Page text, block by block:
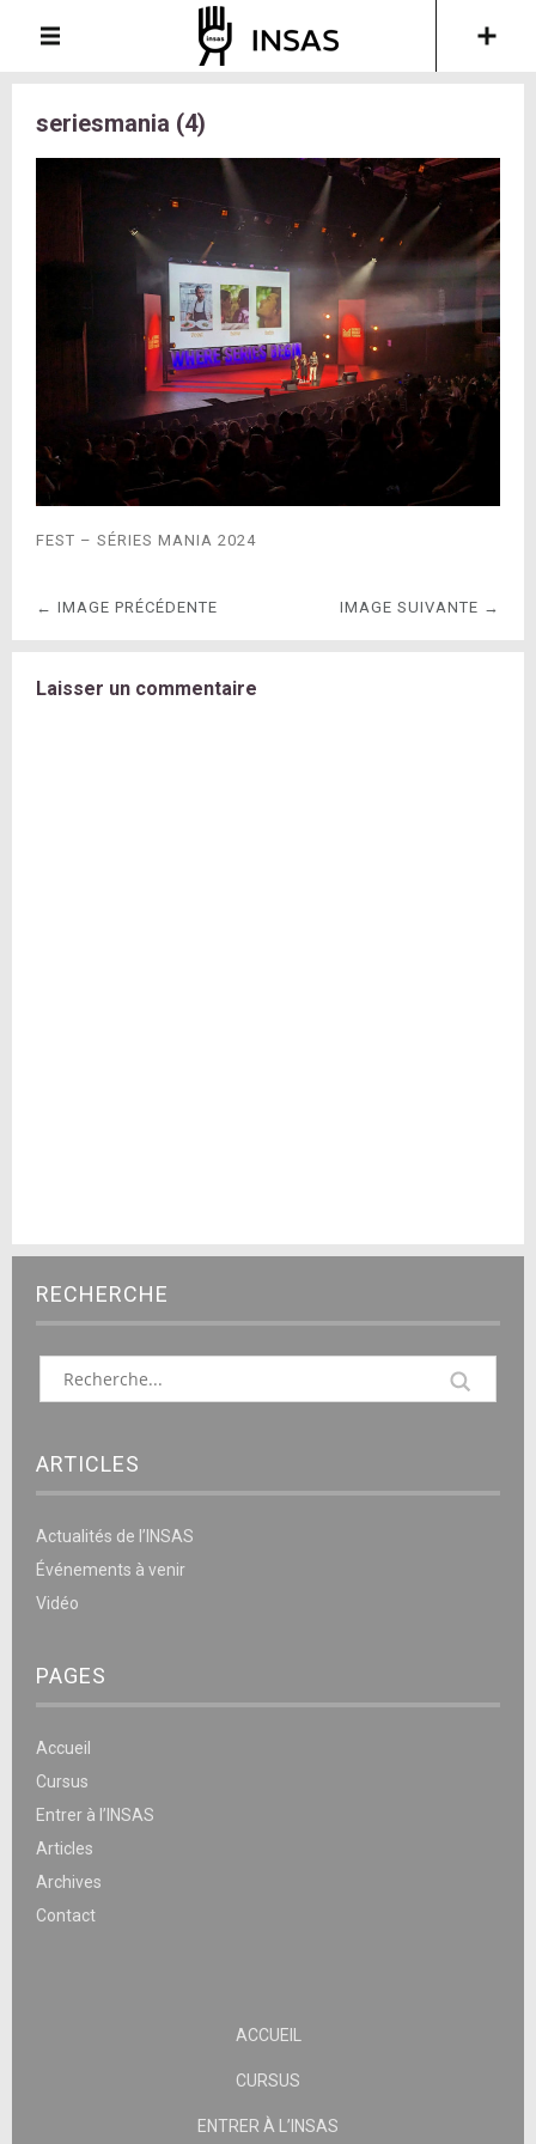
seriesmania (4)
FEST – SÉRIES MANIA 2024
← IMAGE PRÉCÉDENTE IMAGE SUIVANTE →
Laisser un commentaire
RECHERCHE
ARTICLES
Actualités de l’INSAS
Événements à venir
Vidéo
PAGES
Accueil
Cursus
Entrer à l’INSAS
Articles
Archives
Contact
ACCUEIL
CURSUS
ENTRER À L’INSAS